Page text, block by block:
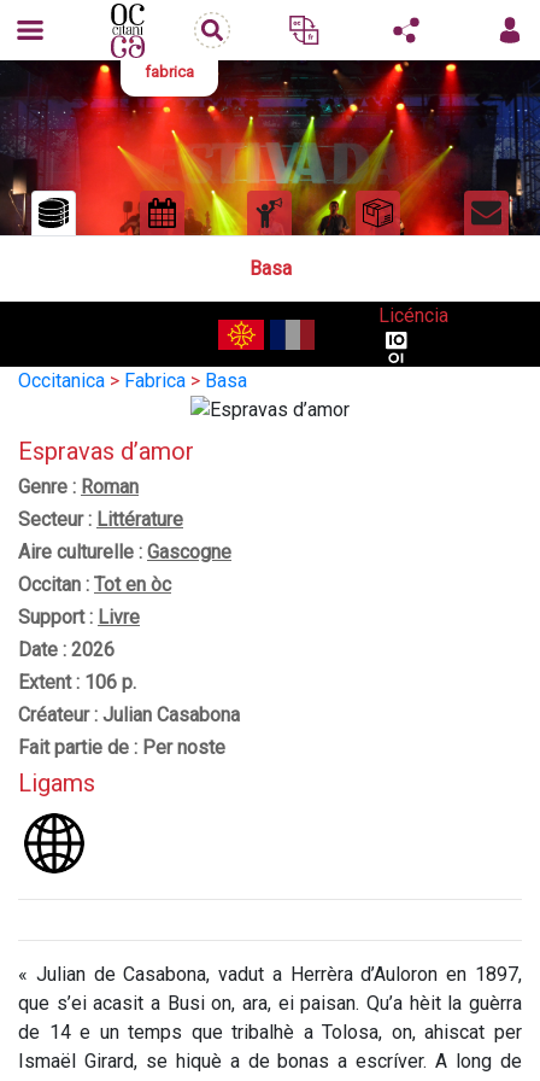
fabrica
Basa
Licéncia
Occitanica > Fabrica > Basa
Espravas d’amor
Genre : Roman
Secteur : Littérature
Aire culturelle : Gascogne
Occitan : Tot en òc
Support : Livre
Date : 2026
Extent : 106 p.
Créateur : Julian Casabona
Fait partie de : Per noste
Ligams
« Julian de Casabona, vadut a Herrèra d’Auloron en 1897,
que s’ei acasit a Busi on, ara, ei paisan. Qu’a hèit la guèrra
de 14 e un temps que tribalhè a Tolosa, on, ahiscat per
Ismaël Girard, se hiquè a de bonas a escríver. A long de